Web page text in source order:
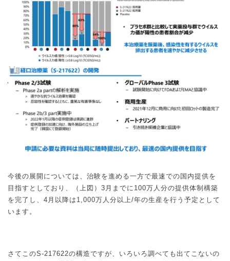
今後の展開については、治験を進める一方で最速での国内提供を
目指すとしており、（上図） 3 月までに 100万人分の提供体制構築
を完了し、 4 月以降は 1,000万人分以上/年の生産を行う予定として
います。
さてこのS-217622の構造ですが、いろいろ調べても出てこないの